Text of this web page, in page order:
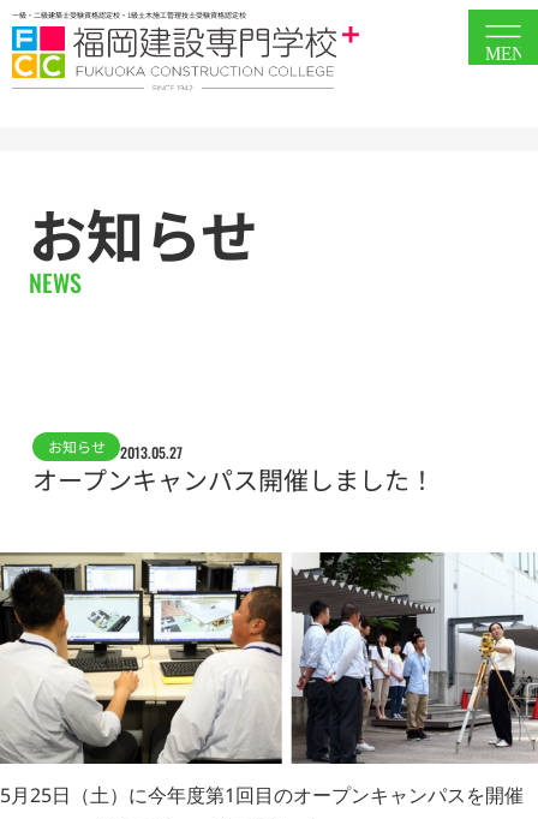
一級・二級建築士受験資格認定校・1級土木施工管理技士受験資格認定校
MENU
お知らせ
NEWS
お知らせ 2013.05.27
オープンキャンパス開催しました！
5月25日（土）に今年度第1回目のオープンキャンパスを開催